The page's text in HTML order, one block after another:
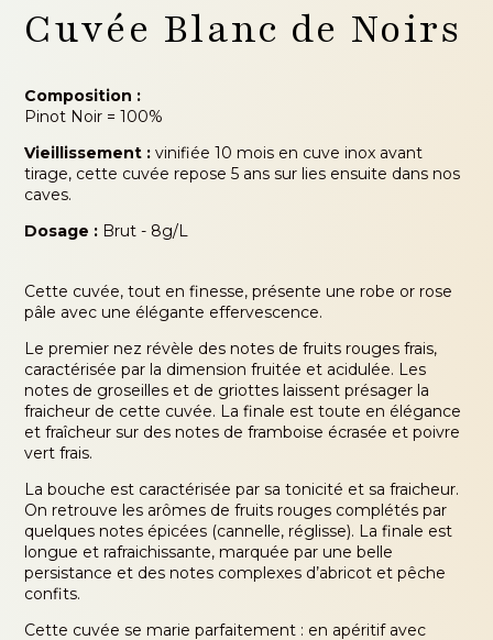
Cuvée Blanc de Noirs
Composition :
Pinot Noir = 100%
Vieillissement : vinifiée 10 mois en cuve inox avant
tirage, cette cuvée repose 5 ans sur lies ensuite dans nos
caves.
Dosage : Brut - 8g/L
Cette cuvée, tout en finesse, présente une robe or rose
pâle avec une élégante effervescence.
Le premier nez révèle des notes de fruits rouges frais,
caractérisée par la dimension fruitée et acidulée. Les
notes de groseilles et de griottes laissent présager la
fraicheur de cette cuvée. La finale est toute en élégance
et fraîcheur sur des notes de framboise écrasée et poivre
vert frais.
La bouche est caractérisée par sa tonicité et sa fraicheur.
On retrouve les arômes de fruits rouges complétés par
quelques notes épicées (cannelle, réglisse). La finale est
longue et rafraichissante, marquée par une belle
persistance et des notes complexes d’abricot et pêche
confits.
Cette cuvée se marie parfaitement : en apéritif avec